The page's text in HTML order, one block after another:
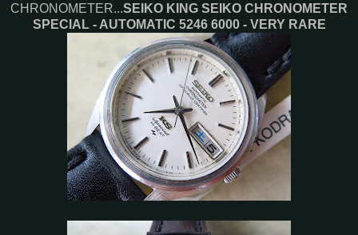
CHRONOMETER...SEIKO KING SEIKO CHRONOMETER
SPECIAL - AUTOMATIC 5246 6000 - VERY RARE